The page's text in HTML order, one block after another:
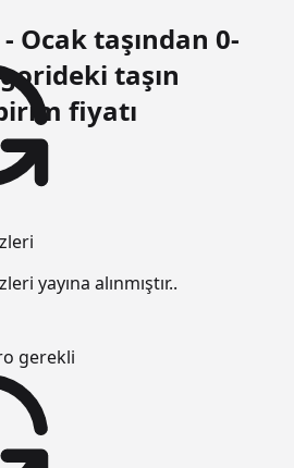
yayına alınmıştır..
Ocak taşından 0-
taşın
fiyatı
gerekli